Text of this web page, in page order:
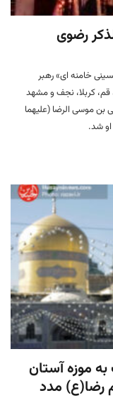
رضوی
خامنه ای» رهبر
قم، کربلا، نجف و مشهد
بن موسی الرضا (علیهما
او شد.
به موزه آستان
رضا(ع) مدد